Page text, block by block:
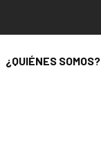
¿QUIÉNES SOMOS?